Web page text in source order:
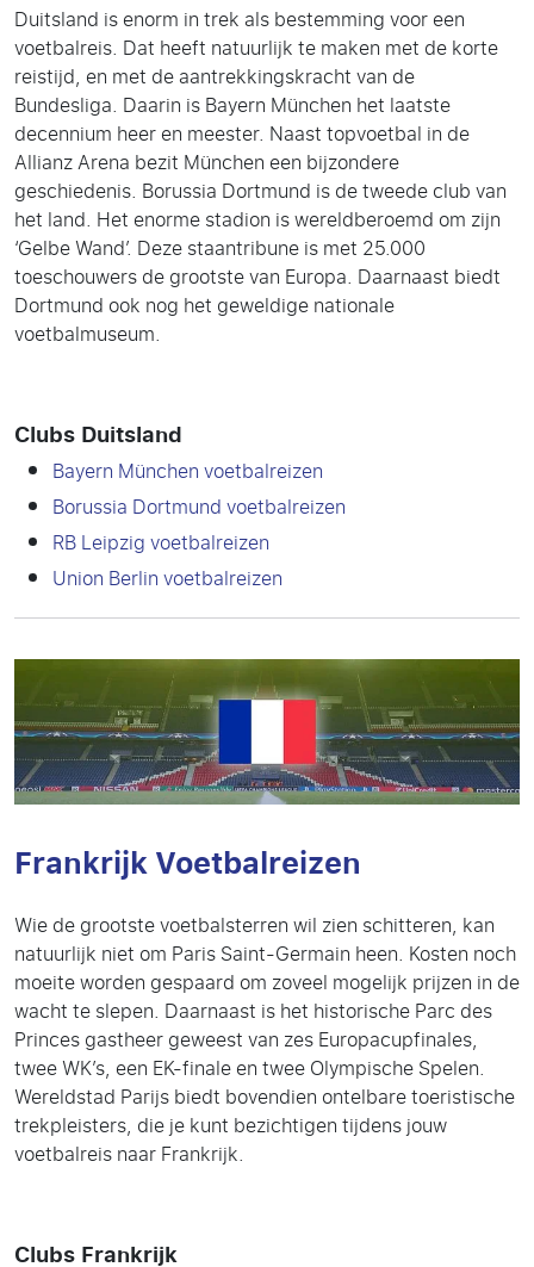
Duitsland is enorm in trek als bestemming voor een
voetbalreis. Dat heeft natuurlijk te maken met de korte
reistijd, en met de aantrekkingskracht van de
Bundesliga. Daarin is Bayern München het laatste
decennium heer en meester. Naast topvoetbal in de
Allianz Arena bezit München een bijzondere
geschiedenis. Borussia Dortmund is de tweede club van
het land. Het enorme stadion is wereldberoemd om zijn
‘Gelbe Wand’. Deze staantribune is met 25.000
toeschouwers de grootste van Europa. Daarnaast biedt
Dortmund ook nog het geweldige nationale
voetbalmuseum.
Clubs Duitsland
Bayern München voetbalreizen
Borussia Dortmund voetbalreizen
RB Leipzig voetbalreizen
Union Berlin voetbalreizen
Frankrijk Voetbalreizen
Wie de grootste voetbalsterren wil zien schitteren, kan
natuurlijk niet om Paris Saint-Germain heen. Kosten noch
moeite worden gespaard om zoveel mogelijk prijzen in de
wacht te slepen. Daarnaast is het historische Parc des
Princes gastheer geweest van zes Europacupfinales,
twee WK’s, een EK-finale en twee Olympische Spelen.
Wereldstad Parijs biedt bovendien ontelbare toeristische
trekpleisters, die je kunt bezichtigen tijdens jouw
voetbalreis naar Frankrijk.
Clubs Frankrijk